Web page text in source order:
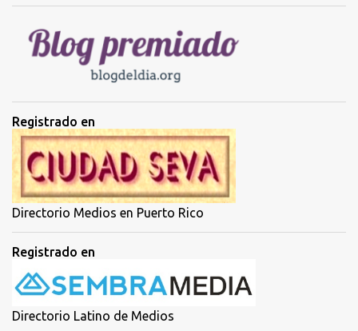
o
s
Registrado en
Directorio Medios en Puerto Rico
Registrado en
Directorio Latino de Medios